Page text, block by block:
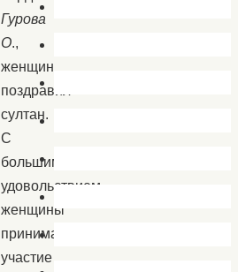
Гурова
О.,
женщин
поздравил
султан.
С
большим
удовольствием
женщины
принимали
участие